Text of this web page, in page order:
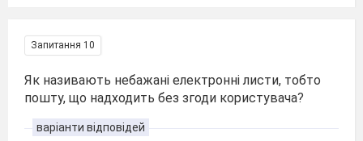
Запитання 10
Як називають небажані електронні листи, тобто
пошту, що надходить без згоди користувача?
варіанти відповідей